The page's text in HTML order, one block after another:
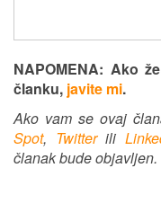
NAPOMENA: Ako
članku, javite mi.
Ako vam se ovaj
Spot, Twitterili
članak bude objavljen.